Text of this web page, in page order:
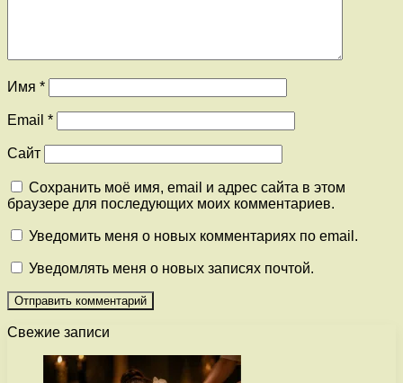
Имя *
Email *
Сайт
Сохранить моё имя, email и адрес сайта в этом
браузере для последующих моих комментариев.
Уведомить меня о новых комментариях по email.
Уведомлять меня о новых записях почтой.
Свежие записи